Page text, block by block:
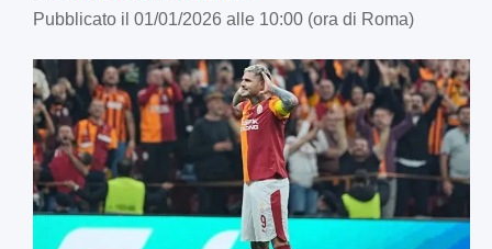
Pubblicato il 01/01/2026 alle 10:00 (ora di Roma)